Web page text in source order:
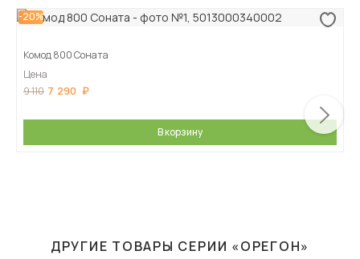
-20%
Комод 800 Соната
Цена
9 110 7 290
В корзину
ДРУГИЕ ТОВАРЫ СЕРИИ «ОРЕГОН»